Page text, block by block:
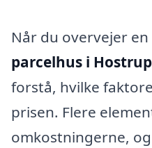
Når du overvejer en
parcelhus i
forstå, hvilke
prisen. Flere
omkostningerne,